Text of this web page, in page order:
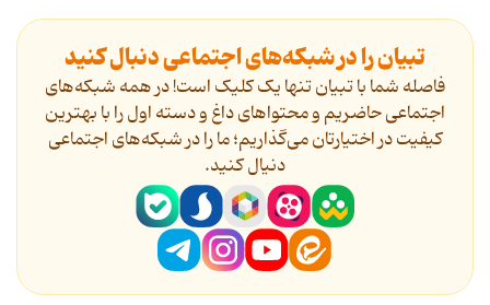
تبیان را در شبکه‌های اجتماعی دنبال کنید
فاصله شما با تبیان تنها یک کلیک است! در همه شبکه‌های
اجتماعی حاضریم و محتواهای داغ و دسته اول را با بهترین
کیفیت در اختیارتان می‌گذاریم؛ ما را در شبکه‌های اجتماعی
دنیال کنید.